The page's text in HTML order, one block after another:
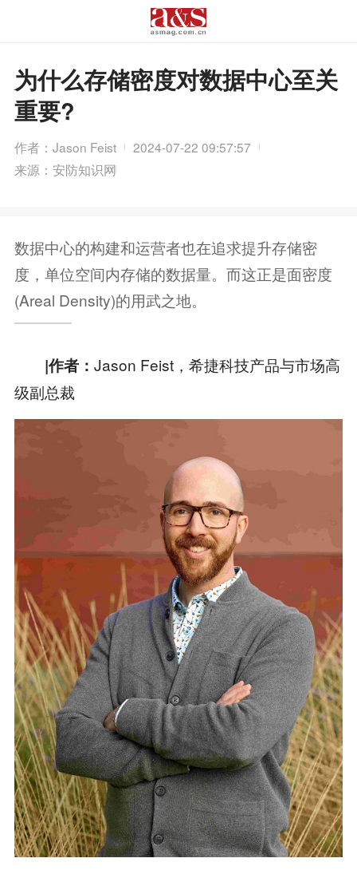
为什么存储密度对数据中心至关
重要?
作者：Jason Feist
2024-07-22 09:57:57
来源：安防知识网
数据中心的构建和运营者也在追求提升存储密
度，单位空间内存储的数据量。而这正是面密度
(Areal Density)的用武之地。
|作者： Jason Feist，希捷科技产品与市场高
级副总裁